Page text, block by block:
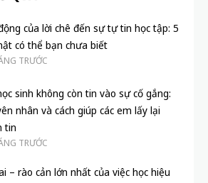
của lời chê đến sự tự tin học tập: 5
có thể bạn chưa biết
TRƯỚC
sinh không còn tin vào sự cố gắng:
nhân và cách giúp các em lấy lại
tin
TRƯỚC
– rào cản lớn nhất của việc học hiệu